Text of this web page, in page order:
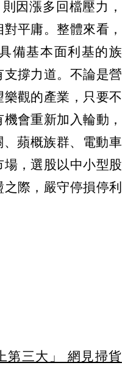
因漲多回檔壓力，
平庸。整體來看，
備基本面利基的族
撐力道。不論是營
觀的產業，只要不
會重新加入輪動，
蘋概族群、電動車
，選股以中小型股
際，嚴守停損停利
第三大」 網見掃貨